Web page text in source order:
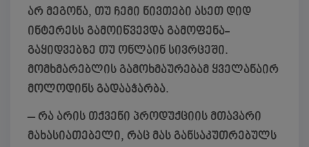
არ მეგონა, თუ ჩემი ნივთები ასეთ დიდ
ინტერესს გამოიწვევდა გამოფენა-
გაყიდვებზე თუ ონლაინ სივრცეში.
მომხმარებლის გამოხმაურებამ ყველანაირ
მოლოდინს გადააჭარბა.
– რა არის თქვენი პროდუქციის მთავარი
მახასიათებელი, რაც მას განსაკუთრებულს